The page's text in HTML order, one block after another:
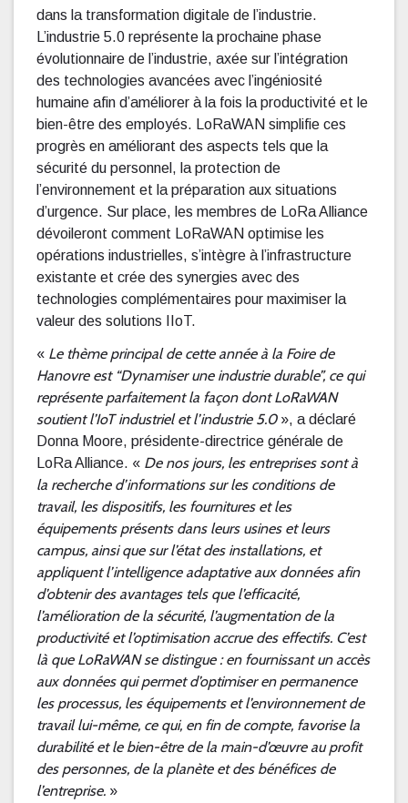
dans la transformation digitale de l’industrie.
L’industrie 5.0 représente la prochaine phase
évolutionnaire de l’industrie, axée sur l’intégration
des technologies avancées avec l’ingéniosité
humaine afin d’améliorer à la fois la productivité et le
bien-être des employés. LoRaWAN simplifie ces
progrès en améliorant des aspects tels que la
sécurité du personnel, la protection de
l’environnement et la préparation aux situations
d’urgence. Sur place, les membres de LoRa Alliance
dévoileront comment LoRaWAN optimise les
opérations industrielles, s’intègre à l’infrastructure
existante et crée des synergies avec des
technologies complémentaires pour maximiser la
valeur des solutions IIoT.
« Le thème principal de cette année à la Foire de
Hanovre est “Dynamiser une industrie durable”, ce qui
représente parfaitement la façon dont LoRaWAN
soutient l’IoT industriel et l’industrie 5.0», a déclaré
Donna Moore, présidente-directrice générale de
LoRa Alliance. « De nos jours, les entreprises sont à
la recherche d’informations sur les conditions de
travail, les dispositifs, les fournitures et les
équipements présents dans leurs usines et leurs
campus, ainsi que sur l’état des installations, et
appliquent l’intelligence adaptative aux données afin
d’obtenir des avantages tels que l’efficacité,
l’amélioration de la sécurité, l’augmentation de la
productivité et l’optimisation accrue des effectifs. C’est
là que LoRaWAN se distingue : en fournissant un accès
aux données qui permet d’optimiser en permanence
les processus, les équipements et l’environnement de
travail lui-même, ce qui, en fin de compte, favorise la
durabilité et le bien-être de la main-d’œuvre au profit
des personnes, de la planète et des bénéfices de
l’entreprise. »